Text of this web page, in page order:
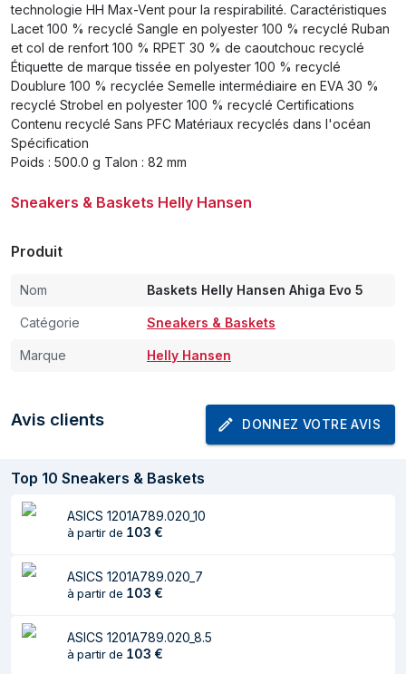
technologie HH Max-Vent pour la respirabilité. Caractéristiques
Lacet 100 % recyclé Sangle en polyester 100 % recyclé Ruban
et col de renfort 100 % RPET 30 % de caoutchouc recyclé
Étiquette de marque tissée en polyester 100 % recyclé
Doublure 100 % recyclée Semelle intermédiaire en EVA 30 %
recyclé Strobel en polyester 100 % recyclé Certifications
Contenu recyclé Sans PFC Matériaux recyclés dans l'océan
Spécification
Poids : 500.0 g Talon : 82 mm
Sneakers & Baskets Helly Hansen
Produit
Nom Baskets Helly Hansen Ahiga Evo 5
Catégorie Sneakers & Baskets
Marque Helly Hansen
Avis clients DONNEZ VOTRE AVIS
Top 10 Sneakers & Baskets
ASICS 1201A789.020_10
à partir de 103 €
ASICS 1201A789.020_7
à partir de 103 €
ASICS 1201A789.020_8.5
à partir de 103 €